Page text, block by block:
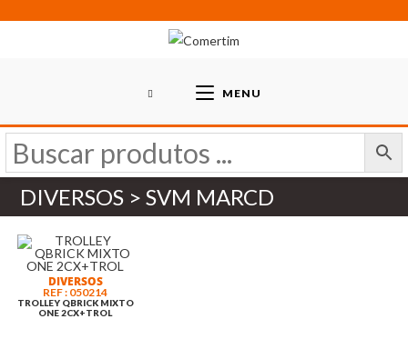
MENU
DIVERSOS > SVM MARCD
DIVERSOS
REF : 050214
TROLLEY QBRICK MIXTO
ONE 2CX+TROL